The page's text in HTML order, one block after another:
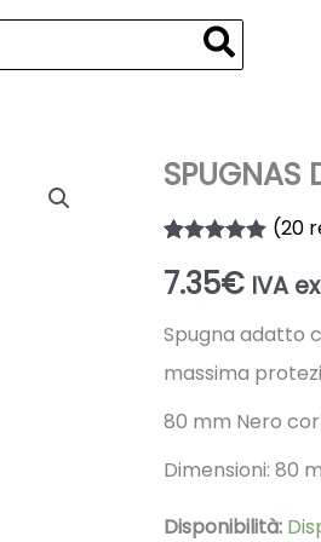
SPUGNAS
su 5 su
base di
(20
7.35€ IVA
Spugna adatto
massima
80 mm Nero
Dimensioni: 80
Disponibilità: